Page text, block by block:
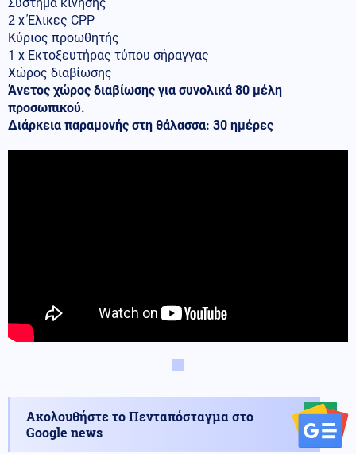
2 x Έλικες CPP
Κύριος προωθητής
1 x Εκτοξευτήρας τύπου σήραγγας
Χώρος διαβίωσης
Άνετος χώρος διαβίωσης για συνολικά 80 μέλη
προσωπικού.
Διάρκεια παραμονής στη θάλασσα: 30 ημέρες
Ακολουθήστε το Πενταπόσταγμα στο
Google news